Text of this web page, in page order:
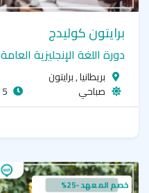
برايتون كوليدج
دورة اللغة الإنجليزية العامة
بريطانيا , برايتون
صباحي
خصم المعهد -25%